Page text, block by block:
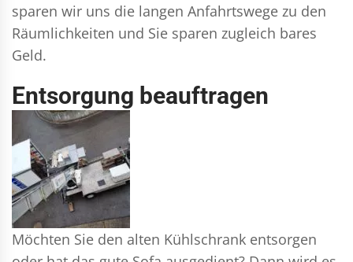
sparen wir uns die langen Anfahrtswege zu den
Räumlichkeiten und Sie sparen zugleich bares
Geld.
Entsorgung beauftragen
Möchten Sie den alten Kühlschrank entsorgen